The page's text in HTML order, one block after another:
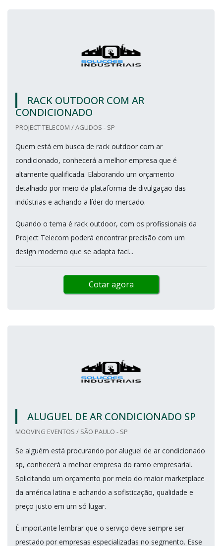
RACK OUTDOOR COM AR
CONDICIONADO
PROJECT TELECOM / AGUDOS - SP
Quem está em busca de rack outdoor com ar
condicionado, conhecerá a melhor empresa que é
altamente qualificada. Elaborando um orçamento
detalhado por meio da plataforma de divulgação das
indústrias e achando a líder do mercado.
Quando o tema é rack outdoor, com os profissionais da
Project Telecom poderá encontrar precisão com um
design moderno que se adapta faci...
Cotar agora
ALUGUEL DE AR CONDICIONADO SP
MOOVING EVENTOS / SÃO PAULO - SP
Se alguém está procurando por aluguel de ar condicionado
sp, conhecerá a melhor empresa do ramo empresarial.
Solicitando um orçamento por meio do maior marketplace
da américa latina e achando a sofisticação, qualidade e
preço justo em um só lugar.
É importante lembrar que o serviço deve sempre ser
prestado por empresas especializadas no segmento. Esse